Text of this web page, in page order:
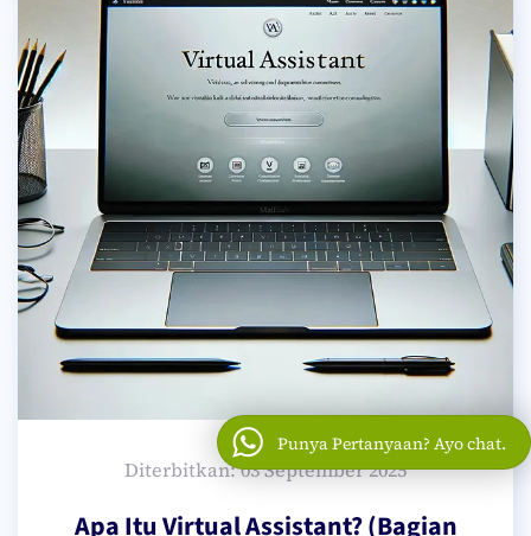
Diterbitkan: 03 September 2025
Apa Itu Virtual Assistant? (Bagian
Punya Pertanyaan? Ayo chat.